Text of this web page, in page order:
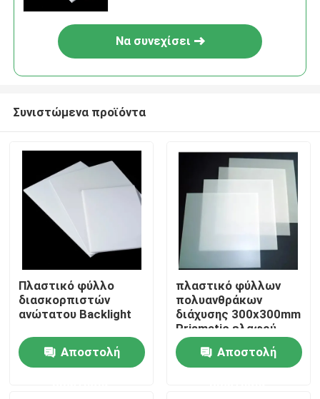
Σπίτι
Σχετικά με εμάς
Να συνεχίσει
Συνιστώμενα προϊόντα
Πλαστικό φύλλο
διασκορπιστών
ανώτατου Backlight
Αποστολή
πλαστικό φύλλων
πολυανθράκων
διάχυσης 300x300mm
Prismatic ελαφρύ
Αποστολή